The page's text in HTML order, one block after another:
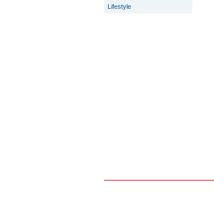
Lifestyle